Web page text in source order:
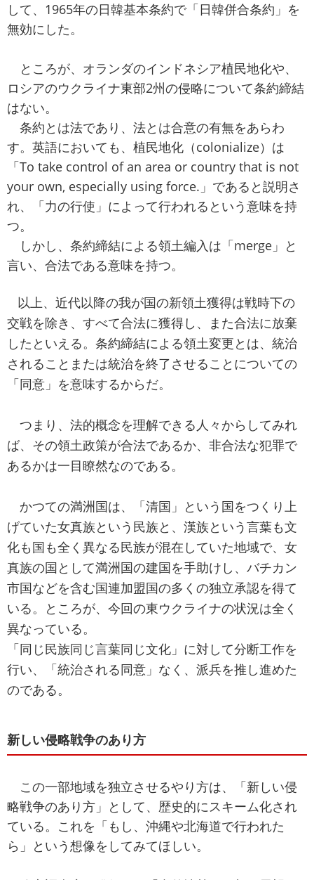
して、1965年の日韓基本条約で「日韓併合条約」を
無効にした。
ところが、オランダのインドネシア植民地化や、
ロシアのウクライナ東部2州の侵略について条約締結
はない。
条約とは法であり、法とは合意の有無をあらわ
す。英語においても、植民地化（colonialize）は
「To take control of an area or country that is not
your own, especially using force.」であると説明さ
れ、「力の行使」によって行われるという意味を持
つ。
しかし、条約締結による領土編入は「merge」と
言い、合法である意味を持つ。
以上、近代以降の我が国の新領土獲得は戦時下の
交戦を除き、すべて合法に獲得し、また合法に放棄
したといえる。条約締結による領土変更とは、統治
されることまたは統治を終了させることについての
「同意」を意味するからだ。
つまり、法的概念を理解できる人々からしてみれ
ば、その領土政策が合法であるか、非合法な犯罪で
あるかは一目瞭然なのである。
かつての満洲国は、「清国」という国をつくり上
げていた女真族という民族と、漢族という言葉も文
化も国も全く異なる民族が混在していた地域で、女
真族の国として満洲国の建国を手助けし、バチカン
市国などを含む国連加盟国の多くの独立承認を得て
いる。ところが、今回の東ウクライナの状況は全く
異なっている。
「同じ民族同じ言葉同じ文化」に対して分断工作を
行い、「統治される同意」なく、派兵を推し進めた
のである。
新しい侵略戦争のあり方
この一部地域を独立させるやり方は、「新しい侵
略戦争のあり方」として、歴史的にスキーム化され
ている。これを「もし、沖縄や北海道で行われた
ら」という想像をしてみてほしい。